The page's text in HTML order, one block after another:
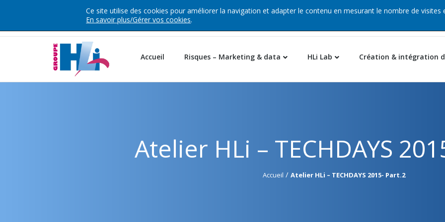
+33 1 46 93 30 30 Contact
163 Avenue Georges Clemenceau – CS 90163 – 92735 Nanterre
Accueil Risques – Marketing & data HLi Lab Création & intégration
Atelier HLi – TECHDAYS
Accueil / Atelier HLi – TECHDAYS 2015- Part.2
Ce site utilise des cookies pour améliorer la navigation et adapter le contenu en mesurant le nombre de visites
En savoir plus/Gérer vos cookies.